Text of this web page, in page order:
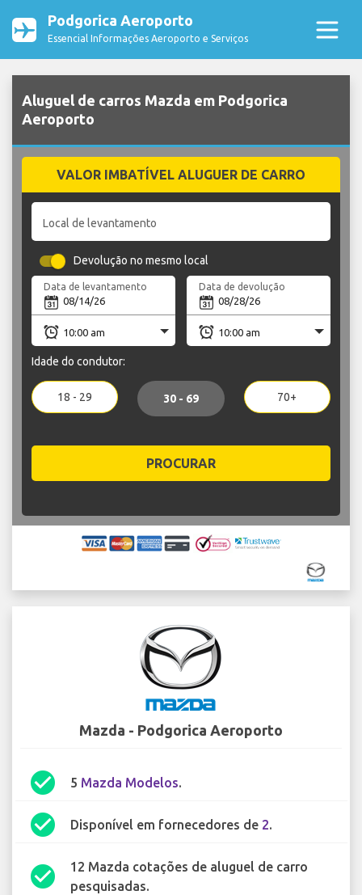
Podgorica Aeroporto
Essencial Informações Aeroporto e Serviços
Aluguel de carros Mazda em Podgorica
Aeroporto
VALOR IMBATÍVEL ALUGUER DE CARRO
Local de levantamento
Devolução no mesmo local
Data de levantamento Data de devolução
Idade do condutor:
18 - 29 30 - 69 70+
PROCURAR
Mazda - Podgorica Aeroporto
check_circle 5 Mazda Modelos.
check_circle Disponível em fornecedores de 2.
check_circle
12 Mazda cotações de aluguel de carro
pesquisadas.